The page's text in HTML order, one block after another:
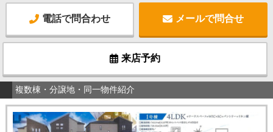
電話で問合わせ メールで問合せ
来店予約
複数棟・分譲地・同一物件紹介